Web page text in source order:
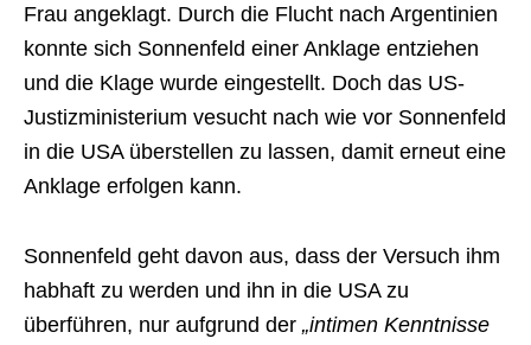
Frau angeklagt. Durch die Flucht nach Argentinien
konnte sich Sonnenfeld einer Anklage entziehen
und die Klage wurde eingestellt. Doch das US-
Justizministerium vesucht nach wie vor Sonnenfeld
in die USA überstellen zu lassen, damit erneut eine
Anklage erfolgen kann.
Sonnenfeld geht davon aus, dass der Versuch ihm
habhaft zu werden und ihn in die USA zu
überführen, nur aufgrund der „intimen Kenntnisse